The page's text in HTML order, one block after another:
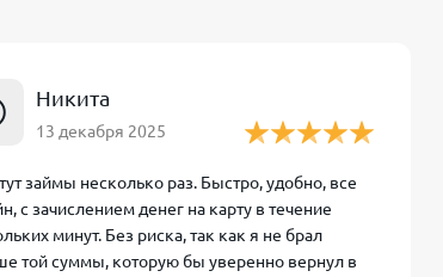
Никита
13 декабря 2025
займы несколько раз. Быстро, удобно, все
с зачислением денег на карту в течение
минут. Без риска, так как я не брал
той суммы, которую бы уверенно вернул в